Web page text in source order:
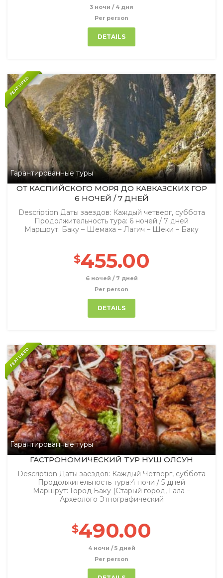
3 ночи / 4 дня
Per person
DETAILS
FEATURED
Гарантированные туры
ОТ КАСПИЙСКОГО МОРЯ ДО КАВКАЗСКИХ ГОР
6 НОЧЕЙ / 7 ДНЕЙ
Description Даты заездов: Каждый четверг, суббота
Продолжительность тура: 6 ночей / 7 дней
Маршрут: Баку – Шемаха – Лагич – Шеки – Баку
$455.00
6 ночей / 7 дней
Per person
DETAILS
FEATURED
Гарантированные туры
ГАСТРОНОМИЧЕСКИЙ TУР НУШ ОЛСУН
Description Даты заездов: Каждый Четверг, суббота
Продолжительность тура:4 ночи / 5 дней
Маршрут: Город Баку (Старый город, Гала –
Археолого Этнографический
$490.00
4 ночи / 5 дней
Per person